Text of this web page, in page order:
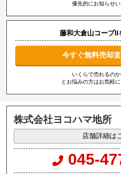
優先的にお知らせい
藤和大倉山コープII
今すぐ無料売却
いくらで売れるのか
とお悩みの方はお気軽に
株式会社ヨコハマ地所
店舗詳細は
045-